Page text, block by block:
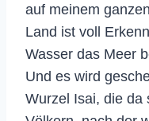
auf meinem
Land ist voll
Wasser das Meer
Und es wird
Wurzel Isai, die da